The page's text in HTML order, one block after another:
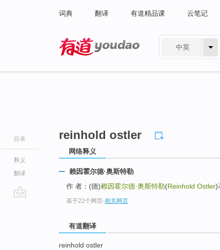
词典 翻译 有道精品课 云笔记
中英
目录
释义
翻译
reinhold ostler
网络释义
赖因霍尔德·奥斯特勒
作 者：(德)赖因霍尔德·奥斯特勒(Reinhold Ostler)
基于22个网页-相关网页
有道翻译
reinhold ostler